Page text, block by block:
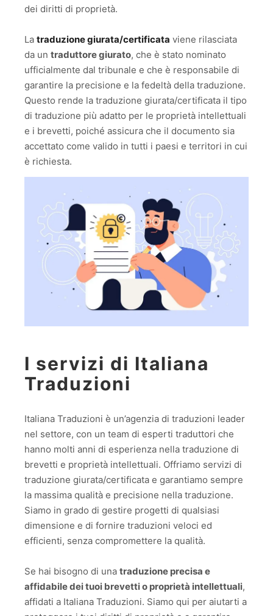
dei diritti di proprietà.
La traduzione giurata/certificata viene rilasciata
da un traduttore giurato, che è stato nominato
ufficialmente dal tribunale e che è responsabile di
garantire la precisione e la fedeltà della traduzione.
Questo rende la traduzione giurata/certificata il tipo
di traduzione più adatto per le proprietà intellettuali
e i brevetti, poiché assicura che il documento sia
accettato come valido in tutti i paesi e territori in cui
è richiesta.
I servizi di Italiana
Traduzioni
Italiana Traduzioni è un’agenzia di traduzioni leader
nel settore, con un team di esperti traduttori che
hanno molti anni di esperienza nella traduzione di
brevetti e proprietà intellettuali. Offriamo servizi di
traduzione giurata/certificata e garantiamo sempre
la massima qualità e precisione nella traduzione.
Siamo in grado di gestire progetti di qualsiasi
dimensione e di fornire traduzioni veloci ed
efficienti, senza compromettere la qualità.
Se hai bisogno di una traduzione precisa e
affidabile dei tuoi brevetti o proprietà intellettuali,
affidati a Italiana Traduzioni. Siamo qui per aiutarti a